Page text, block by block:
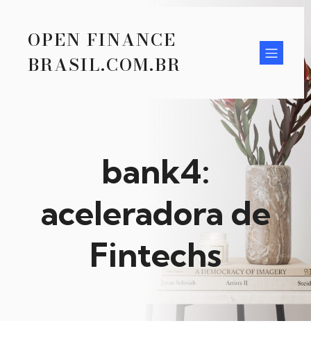
OPEN FINANCE
BRASIL.COM.BR
bank4:
aceleradora de
Fintechs